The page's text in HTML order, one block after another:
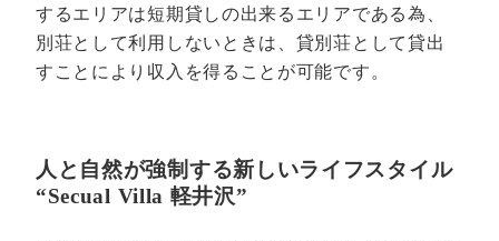
するエリアは短期貸しの出来るエリアである為、
別荘として利用しないときは、貸別荘として貸出
すことにより収入を得ることが可能です。
人と自然が強制する新しいライフスタイル
“Secual Villa 軽井沢”